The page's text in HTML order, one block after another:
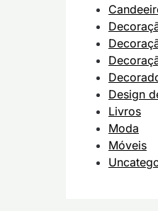
Design
Livros
Moda
Móveis